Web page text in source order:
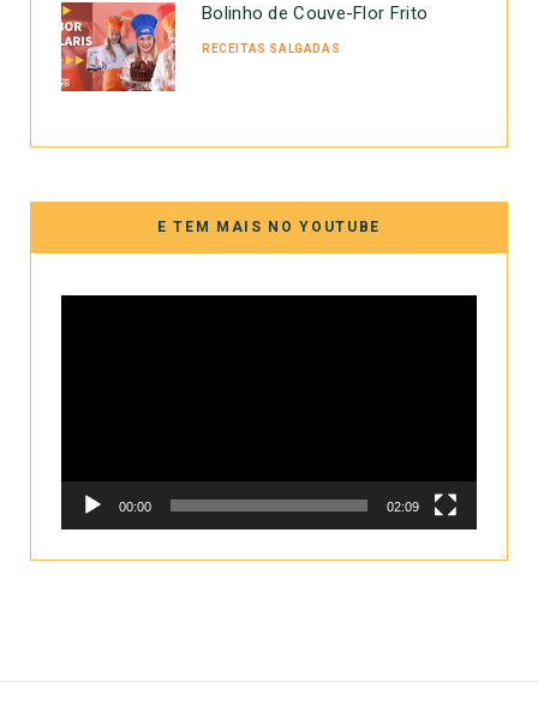
Bolinho de Couve-Flor Frito
RECEITAS SALGADAS
E TEM MAIS NO YOUTUBE
00:00 02:09